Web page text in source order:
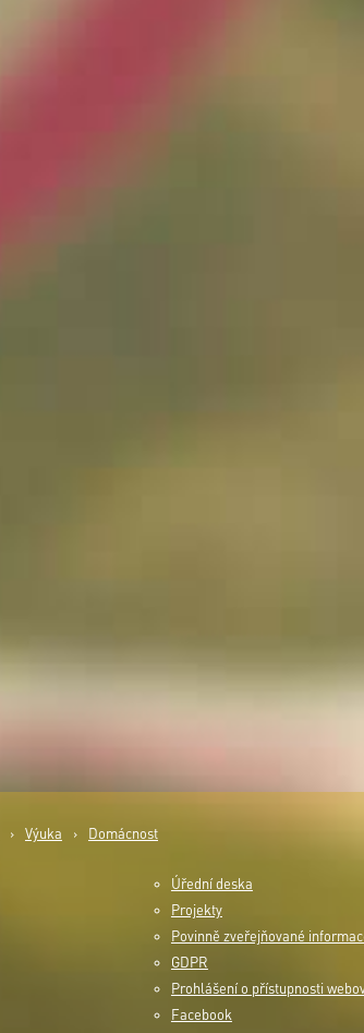
› Výuka › Domácnost
Úřední deska
Projekty
Povinně zveřejňované
GDPR
Prohlášení o přístupnosti
Facebook